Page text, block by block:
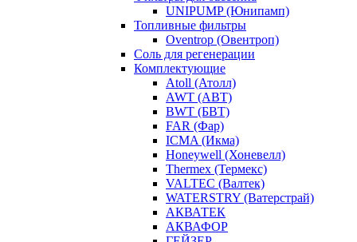
UNIPUMP (Юнипамп)
Топливные фильтры
Oventrop (Овентроп)
Соль для регенерации
Комплектующие
Atoll (Атолл)
AWT (АВТ)
BWT (БВТ)
FAR (Фар)
ICMA (Икма)
Honeywell (Хоневелл)
Thermex (Термекс)
VALTEC (Валтек)
WATERSTRY (Ватерстрай)
АКВАТЕК
АКВАФОР